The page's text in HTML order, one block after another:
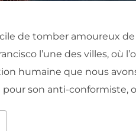
de tomber amoureux
l’une des villes, où
humaine que nous
son anti-conformiste,